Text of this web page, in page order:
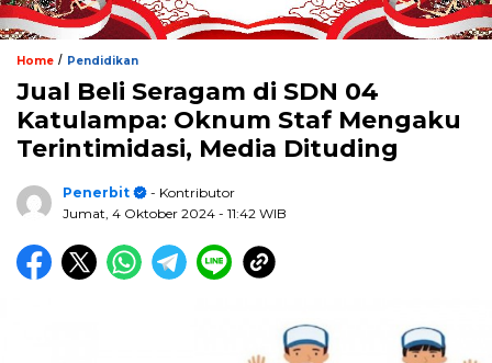
Home / Pendidikan
Jual Beli Seragam di SDN 04
Katulampa: Oknum Staf Mengaku
Terintimidasi, Media Dituding
Penerbit
- Kontributor
Jumat, 4 Oktober 2024 - 11:42 WIB